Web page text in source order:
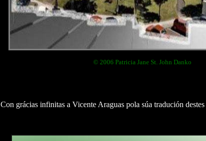
© 2006 Patricia Jane St. John Danko
Con grácias infinitas a Vicente Araguas pola súa tradución